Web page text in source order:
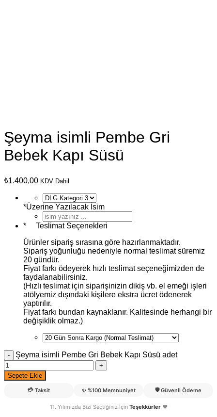
Şeyma isimli Pembe Gri
Bebek Kapı Süsü
₺1.400,00 KDV Dahil
*Üzerine Yazılacak İsim
*
Teslimat Seçenekleri
Ürünler sipariş sırasına göre hazırlanmaktadır.
Sipariş yoğunluğu nedeniyle normal teslimat süremiz
20 gündür.
Fiyat farkı ödeyerek hızlı teslimat seçeneğimizden de
faydalanabilirsiniz.
(Hızlı teslimat için siparişinizin dikiş vb. el emeği işleri
atölyemiz dışındaki kişilere ekstra ücret ödenerek
yaptırılır.
Fiyat farkı bundan kaynaklanır. Kalitesinde herhangi bir
değişiklik olmaz.)
Şeyma isimli Pembe Gri Bebek Kapı Süsü adet
Sepete Ekle
💳 Taksit ✨ %100 Memnuniyet 🛡️ Güvenli Ödeme
11. Yılımızda Bizi Seçtiğiniz İçin Teşekkürler❤️